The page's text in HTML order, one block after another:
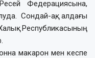
Федерациясына,
Сондай-ақ, алдағы
Республикасының
макарон мен кеспе